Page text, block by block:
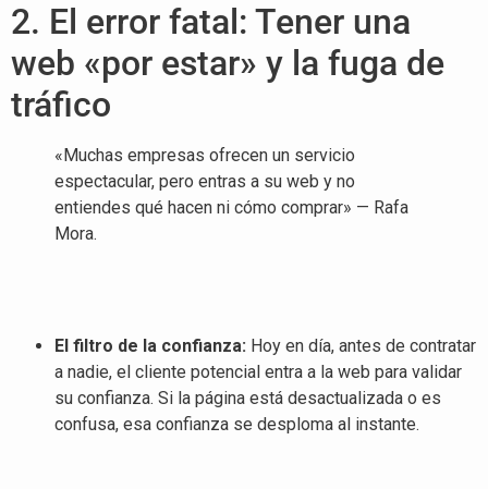
2. El error fatal: Tener una
web «por estar» y la fuga de
tráfico
«Muchas empresas ofrecen un servicio
espectacular, pero entras a su web y no
entiendes qué hacen ni cómo comprar» — Rafa
Mora.
El filtro de la confianza: Hoy en día, antes de contratar
a nadie, el cliente potencial entra a la web para validar
su confianza. Si la página está desactualizada o es
confusa, esa confianza se desploma al instante.